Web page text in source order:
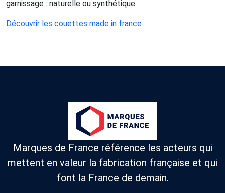
garnissage : naturelle ou synthétique.
Découvrir les couettes made in france
Marques de France référence les acteurs qui
mettent en valeur la fabrication française et qui
font la France de demain.